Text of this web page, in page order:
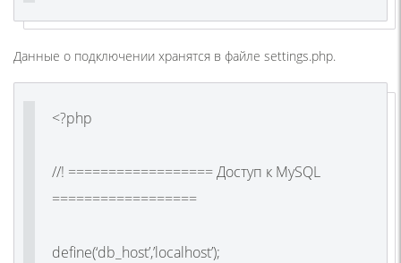
Данные о подключении хранятся в файле settings.php.
<?php
//! ================== Доступ к MySQL
==================
define(‘db_host’,’localhost’);